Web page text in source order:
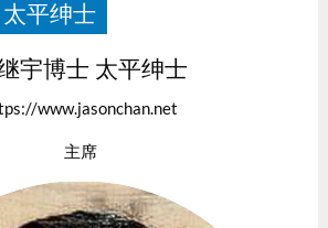
平绅士
宇博士 太平绅士
www.jasonchan.net
主席